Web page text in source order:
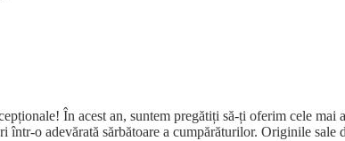
În acest an, suntem pregătiți să-ți oferim cele mai
o adevărată sărbătoare a cumpărăturilor. Originile sale